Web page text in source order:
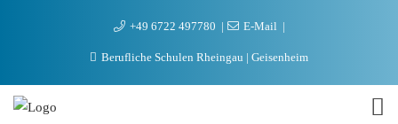
+49 6722 497780 E-Mail
Berufliche Schulen Rheingau | Geisenheim